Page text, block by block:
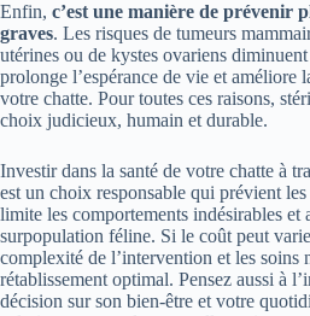
Enfin, c’est une manière de prévenir
graves. Les risques de tumeurs
utérines ou de kystes ovariens
prolonge l’espérance de vie et améliore
votre chatte. Pour toutes ces raisons,
choix judicieux, humain et durable.
Investir dans la santé de votre chatte à
est un choix responsable qui prévient
limite les comportements indésirables et
surpopulation féline. Si le coût peut
complexité de l’intervention et les soins
rétablissement optimal. Pensez aussi à
décision sur son bien-être et votre